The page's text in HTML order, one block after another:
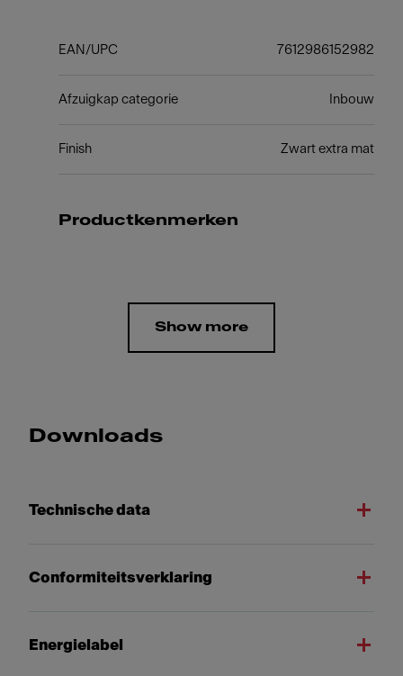
EAN/UPC 7612986152982
Afzuigkap categorie Inbouw
Finish Zwart extra mat
Productkenmerken
Show more
Downloads
Technische data
Conformiteitsverklaring
Energielabel